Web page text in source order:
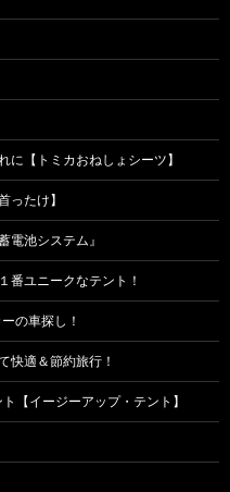
に【トミカおねしょシーツ】
ったけ】
電池システム』
番ユニークなテント！
の車探し！
適＆節約旅行！
【イージーアップ・テント】